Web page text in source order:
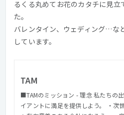
るくる丸めてお花のカタチに見立
た。
バレンタイン、ウェディング…な
しています。
TAM
■TAMのミッション - 理念 私たちの
イアントに満足を提供しよう。 ・次